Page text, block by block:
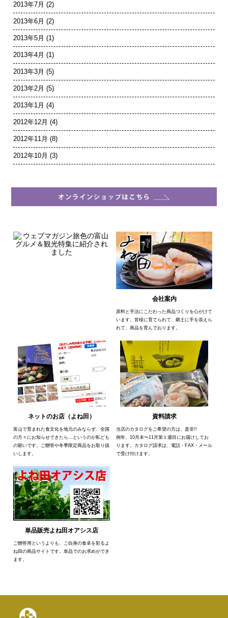
2013年7月 (2)
2013年6月 (2)
2013年5月 (1)
2013年4月 (1)
2013年3月 (5)
2013年2月 (5)
2013年1月 (4)
2012年12月 (4)
2012年11月 (8)
2012年10月 (3)
会社案内
原料と手法にこだわった商品づくりを心がけて
います。皆様に育てられて、郷土に手を添えら
れて、商品を育んでおります。
ネットのお店（よね田）
富山で育まれた食文化を地元のみならず、全国
の方々にお知らせできたら…というのが私ども
の願いです。ご贈答や冬季限定商品をお取り扱
いします。
資料請求
当店のカタログをご希望の方は、是非!!
例年、10月末〜11月第１週目にお届けしてお
ります。カタログ請求は、電話・FAX・メール
で受け付けます。
単品販売よね田オアシス店
ご贈答用というよりも、ご自身の食卓を彩るよ
ね田の商品サイトです。単品でのお求めができ
ます。